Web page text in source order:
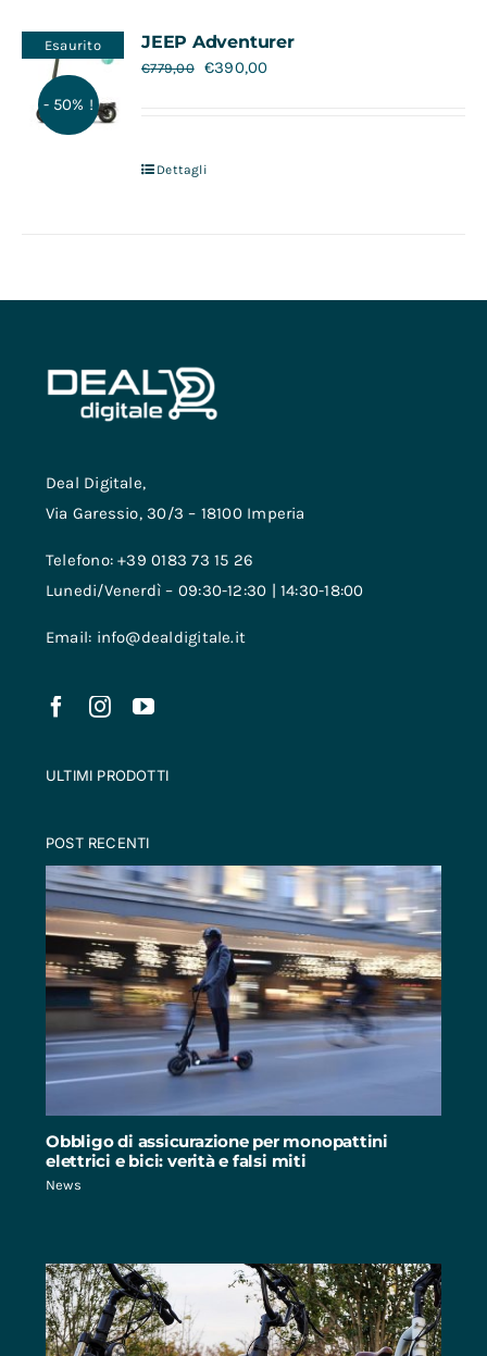
Contatti
Esaurito
- 50% !
JEEP Adventurer
€779,00 €390,00
Dettagli
Deal Digitale,
Via Garessio, 30/3 – 18100 Imperia
Telefono: +39 0183 73 15 26
Lunedi/Venerdì – 09:30-12:30 | 14:30-18:00
Email: info@dealdigitale.it
ULTIMI PRODOTTI
POST RECENTI
Obbligo di assicurazione per monopattini
elettrici e bici: verità e falsi miti
News